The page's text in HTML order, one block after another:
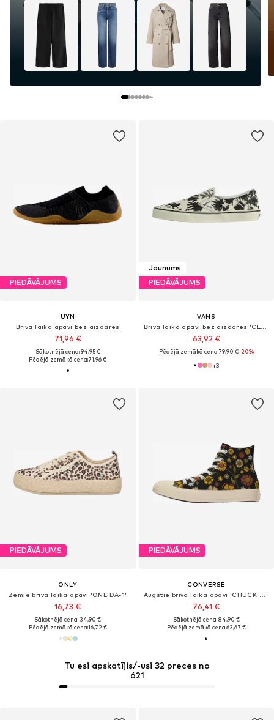
PIEDĀVĀJUMS
UYN
Brīvā laika apavi bez aizdares
71,96 €
Sākotnējā cena: 94,95 €
Pēdējā zemākā cena:71,96 €
Jaunums
PIEDĀVĀJUMS
VANS
Brīvā laika apavi bez aizdares 'CLASSIC'
63,92 €
Pēdējā zemākā cena:79,90 €-20%
+3
PIEDĀVĀJUMS
ONLY
Zemie brīvā laika apavi 'ONLIDA-1'
16,73 €
Sākotnējā cena: 34,90 €
Pēdējā zemākā cena:16,72 €
PIEDĀVĀJUMS
CONVERSE
Augstie brīvā laika apavi 'CHUCK TAYLOR ALL STAR'
76,41 €
Sākotnējā cena: 84,90 €
Pēdējā zemākā cena:63,67 €
Tu esi apskatījis/-usi 32 preces no
621